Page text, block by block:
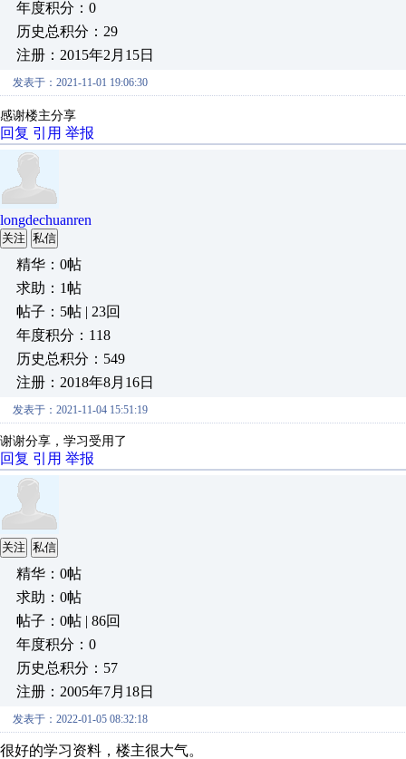
年度积分：0
历史总积分：29
注册：2015年2月15日
发表于：2021-11-01 19:06:30
感谢楼主分享
回复 引用 举报
longdechuanren
关注 私信
精华：0帖
求助：1帖
帖子：5帖 | 23回
年度积分：118
历史总积分：549
注册：2018年8月16日
发表于：2021-11-04 15:51:19
谢谢分享，学习受用了
回复 引用 举报
关注 私信
精华：0帖
求助：0帖
帖子：0帖 | 86回
年度积分：0
历史总积分：57
注册：2005年7月18日
发表于：2022-01-05 08:32:18
很好的学习资料，楼主很大气。